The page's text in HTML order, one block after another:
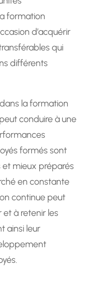
formation
d’acquérir
qui
différents
la formation
conduire à une
formés sont
et mieux préparés
en constante
continue peut
et à retenir les
ainsi leur